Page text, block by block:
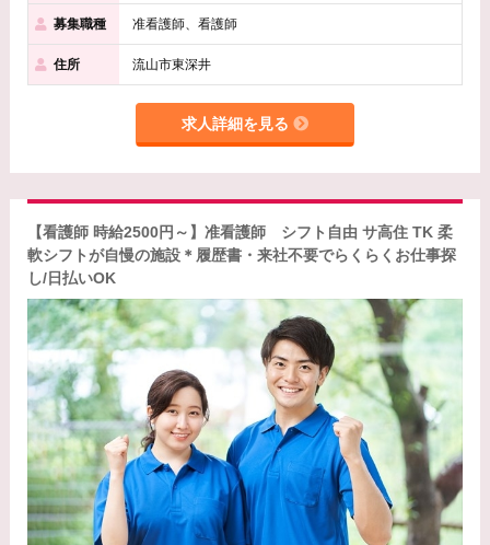
募集職種 准看護師、看護師
住所 流山市東深井
求人詳細を見る
【看護師 時給2500円～】准看護師 シフト自由 サ高住 TK 柔
軟シフトが自慢の施設＊履歴書・来社不要でらくらくお仕事探
し/日払いOK